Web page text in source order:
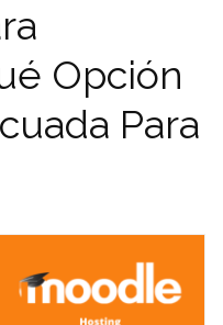
Opción
Para